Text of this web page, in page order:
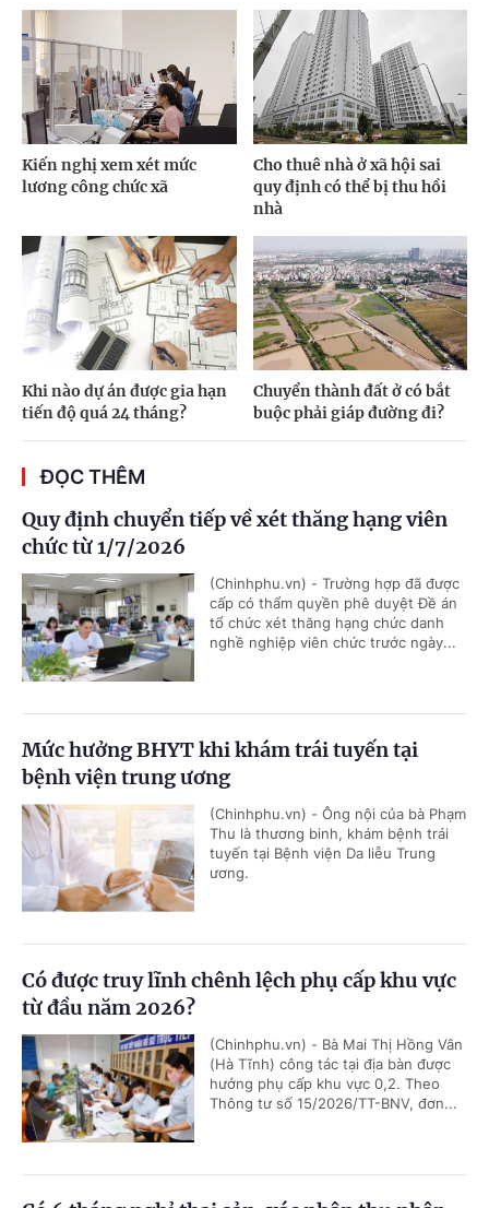
Kiến nghị xem xét mức
lương công chức xã
Cho thuê nhà ở xã hội sai
quy định có thể bị thu hồi
nhà
Khi nào dự án được gia hạn
tiến độ quá 24 tháng?
Chuyển thành đất ở có bắt
buộc phải giáp đường đi?
ĐỌC THÊM
Quy định chuyển tiếp về xét thăng hạng viên
chức từ 1/7/2026
(Chinhphu.vn) - Trường hợp đã được
cấp có thẩm quyền phê duyệt Đề án
tổ chức xét thăng hạng chức danh
nghề nghiệp viên chức trước ngày...
Mức hưởng BHYT khi khám trái tuyến tại
bệnh viện trung ương
(Chinhphu.vn) - Ông nội của bà Phạm
Thu là thương binh, khám bệnh trái
tuyến tại Bệnh viện Da liễu Trung
ương.
Có được truy lĩnh chênh lệch phụ cấp khu vực
từ đầu năm 2026?
(Chinhphu.vn) - Bà Mai Thị Hồng Vân
(Hà Tĩnh) công tác tại địa bàn được
hưởng phụ cấp khu vực 0,2. Theo
Thông tư số 15/2026/TT-BNV, đơn...